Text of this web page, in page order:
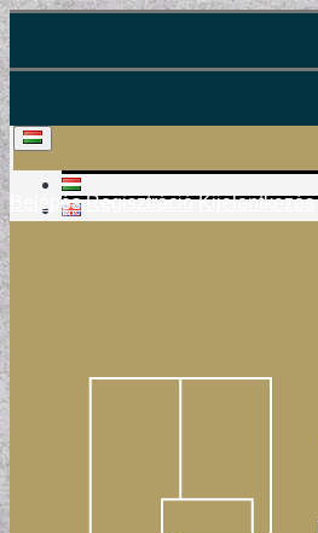
Belépés Regisztráció Kijelentkezés